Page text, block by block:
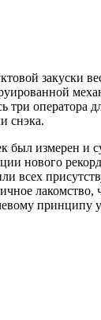
закуски
три оператора
снэка.
был измерен и
нового
всех
лакомство,
принципу